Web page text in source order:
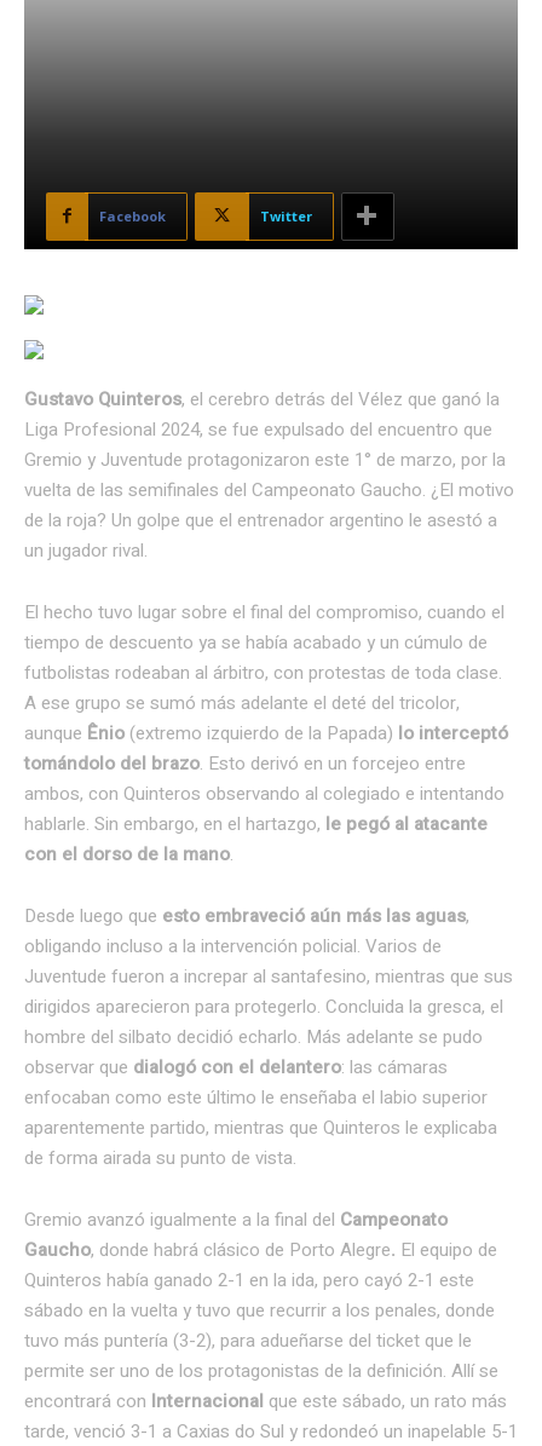
Facebook Twitter
Gustavo Quinteros, el cerebro detrás del Vélez que ganó la
Liga Profesional 2024, se fue expulsado del encuentro que
Gremio y Juventude protagonizaron este 1° de marzo, por la
vuelta de las semifinales del Campeonato Gaucho. ¿El motivo
de la roja? Un golpe que el entrenador argentino le asestó a
un jugador rival.
El hecho tuvo lugar sobre el final del compromiso, cuando el
tiempo de descuento ya se había acabado y un cúmulo de
futbolistas rodeaban al árbitro, con protestas de toda clase.
A ese grupo se sumó más adelante el deté del tricolor,
aunque Ênio (extremo izquierdo de la Papada) lo interceptó
tomándolo del brazo. Esto derivó en un forcejeo entre
ambos, con Quinteros observando al colegiado e intentando
hablarle. Sin embargo, en el hartazgo, le pegó al atacante
con el dorso de la mano.
Desde luego que esto embraveció aún más las aguas,
obligando incluso a la intervención policial. Varios de
Juventude fueron a increpar al santafesino, mientras que sus
dirigidos aparecieron para protegerlo. Concluida la gresca, el
hombre del silbato decidió echarlo. Más adelante se pudo
observar que dialogó con el delantero: las cámaras
enfocaban como este último le enseñaba el labio superior
aparentemente partido, mientras que Quinteros le explicaba
de forma airada su punto de vista.
Gremio avanzó igualmente a la final del Campeonato
Gaucho, donde habrá clásico de Porto Alegre. El equipo de
Quinteros había ganado 2-1 en la ida, pero cayó 2-1 este
sábado en la vuelta y tuvo que recurrir a los penales, donde
tuvo más puntería (3-2), para adueñarse del ticket que le
permite ser uno de los protagonistas de la definición. Allí se
encontrará con Internacional que este sábado, un rato más
tarde, venció 3-1 a Caxias do Sul y redondeó un inapelable 5-1